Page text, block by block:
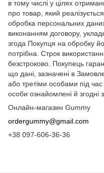
в тому числі у цілях
про товар, який
обробка персональних
виконанням договору,
згода Покупця на обробку
потрібна. Строк
безстроково. Покупець
що дані, зазначені в
або третіми особами під
особи ознайомлені й
Онлайн-магазин Gummy
ordergummy@gmail.com
+38 097-606-36-36